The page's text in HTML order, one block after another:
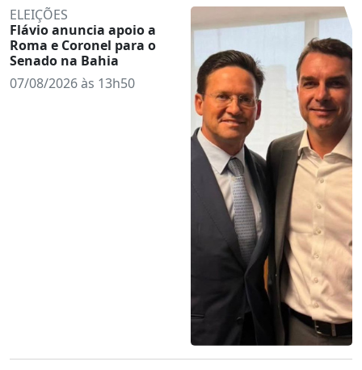
ELEIÇÕES
Flávio anuncia apoio a
Roma e Coronel para o
Senado na Bahia
07/08/2026 às 13h50